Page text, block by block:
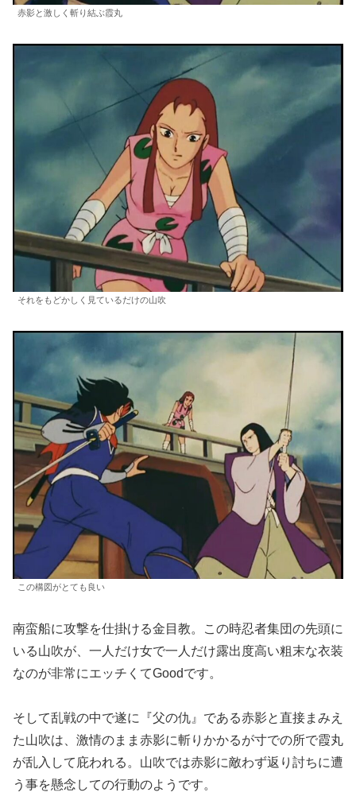
赤影と激しく斬り結ぶ霞丸
それをもどかしく見ているだけの山吹
この構図がとても良い
南蛮船に攻撃を仕掛ける金目教。この時忍者集団の先頭に
いる山吹が、一人だけ女で一人だけ露出度高い粗末な衣装
なのが非常にエッチくてGoodです。
そして乱戦の中で遂に『父の仇』である赤影と直接まみえ
た山吹は、激情のまま赤影に斬りかかるが寸での所で霞丸
が乱入して庇われる。山吹では赤影に敵わず返り討ちに遭
う事を懸念しての行動のようです。